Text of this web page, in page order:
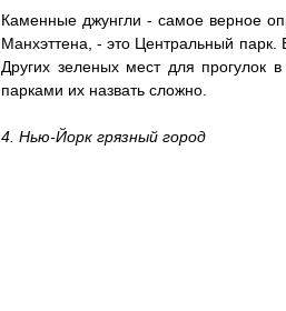
Каменные джунгли - самое верное
Манхэттена, - это Центральный парк.
Других зеленых мест для прогулок
парками их назвать сложно.
4. Нью-Йорк грязный город